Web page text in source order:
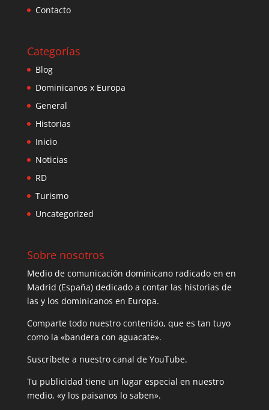
Contacto
Categorías
Blog
Dominicanos x Europa
General
Historias
Inicio
Noticias
RD
Turismo
Uncategorized
Sobre nosotros
Medio de comunicación dominicano radicado en en
Madrid (España) dedicado a contar las historias de
las y los dominicanos en Europa.
Comparte todo nuestro contenido, que es tan tuyo
como la «bandera con aguacate».
Suscríbete a nuestro canal de YouTube.
Tu publicidad tiene un lugar especial en nuestro
medio, «y los paisanos lo saben».